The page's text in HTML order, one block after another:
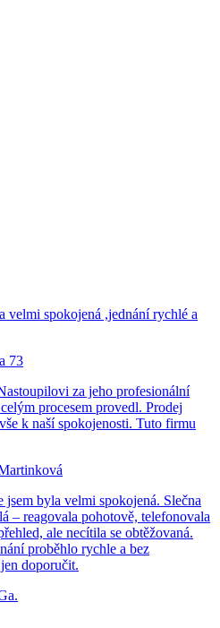
velmi spokojená ,jednání rychlé a
73
za jeho profesionální
procesem provedl. Prodej
k naší spokojenosti. Tuto firmu
jsem byla velmi spokojená. Slečna
– reagovala pohotově, telefonovala
ale necítila se obtěžovaná.
proběhlo rychle a bez
doporučit.